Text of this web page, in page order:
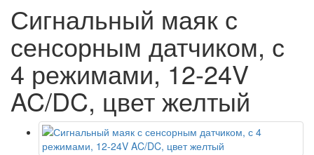
Сигнальный маяк с
сенсорным датчиком, с
4 режимами, 12-24V
AC/DC, цвет желтый